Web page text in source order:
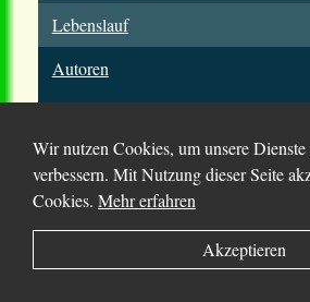
Lebenslauf
Autoren
© 2025 Chortitza.org |
Historical Research
Wir nutzen Cookies, um unsere
verbessern. Mit Nutzung dieser Seite
Cookies. Mehr erfahren
Akzeptieren